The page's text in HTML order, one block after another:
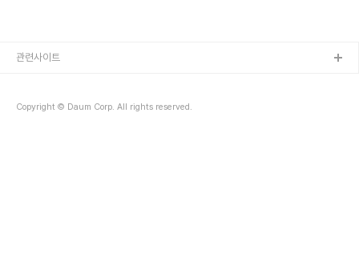
들어 오신 쿠키! 우리 아이들이 얼마나 좋아하던지... 똥쿠키라고... ^^
Copyright © Daum Corp. All rights reserved.
관련사이트